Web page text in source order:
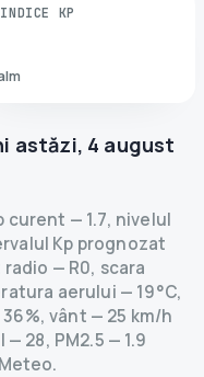
INDICE KP
astăzi, 4 august
curent — 1.7, nivelul
Kp prognozat
radio — R0, scara
aerului — 19°C,
vânt — 25 km/h
28, PM2.5 — 1.9